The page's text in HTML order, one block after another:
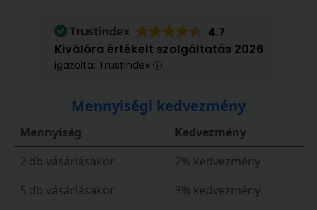
4.7
Kiválóra értékelt szolgáltatás 2026
igazolta: Trustindex
Mennyiségi kedvezmény
Mennyiség
Kedvezmény
2 db vásárlásakor
2% kedvezmény
5 db vásárlásakor
3% kedvezmény